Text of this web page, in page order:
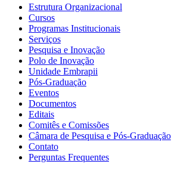
Estrutura Organizacional
Cursos
Programas Institucionais
Serviços
Pesquisa e Inovação
Polo de Inovação
Unidade Embrapii
Pós-Graduação
Eventos
Documentos
Editais
Comitês e Comissões
Câmara de Pesquisa e Pós-Graduação
Contato
Perguntas Frequentes